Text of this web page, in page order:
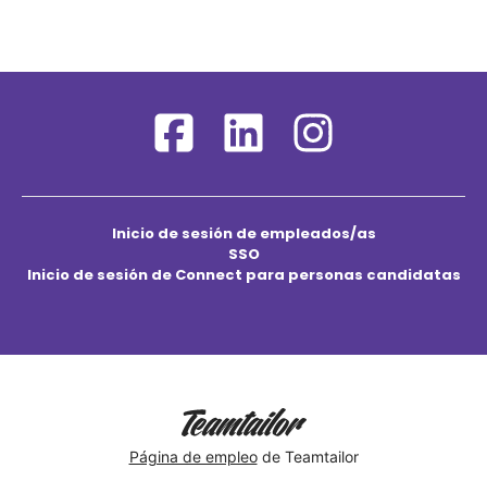
Inicio de sesión de empleados/as
SSO
Inicio de sesión de Connect para personas candidatas
Página de empleode Teamtailor